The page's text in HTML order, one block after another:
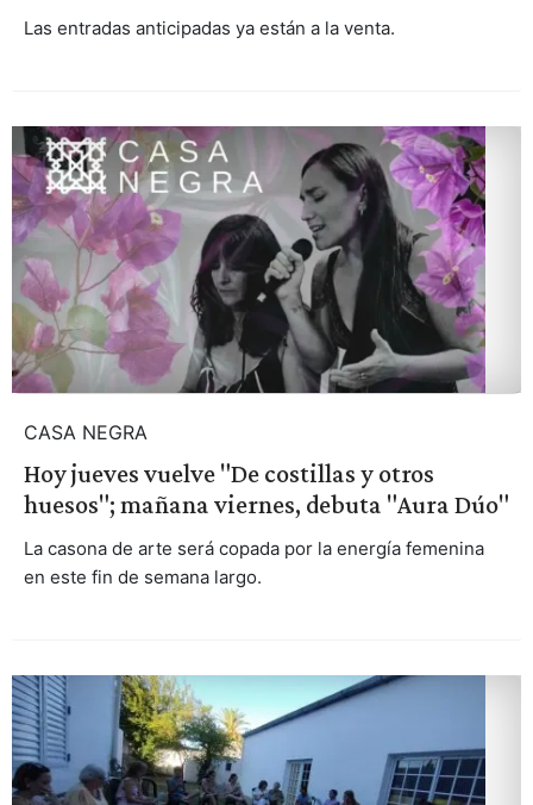
Las entradas anticipadas ya están a la venta.
CASA NEGRA
Hoy jueves vuelve "De costillas y otros
huesos"; mañana viernes, debuta "Aura Dúo"
La casona de arte será copada por la energía femenina
en este fin de semana largo.